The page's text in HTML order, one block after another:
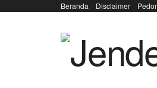
Beranda Disclaimer